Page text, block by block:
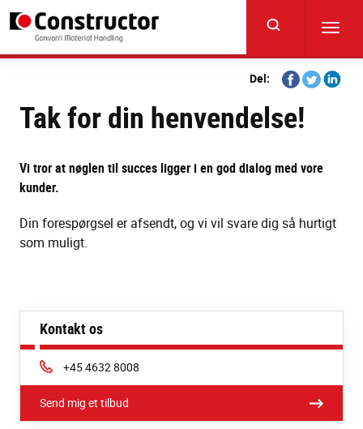
content
Del:
Share
on
Facebook
Share
on
Twitter
Share
Tak for din henvendelse!
Vi tror at nøglen til succes ligger i en god dialog med vore
kunder.
Din forespørgsel er afsendt, og vi vil svare dig så hurtigt
som muligt.
Kontakt os
Phone:
+45 4632 8008
Send mig et tilbud